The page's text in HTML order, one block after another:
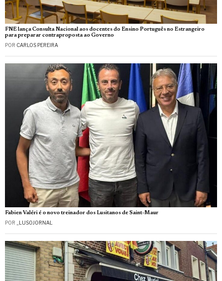
FNE lança Consulta Nacional aos docentes do Ensino Português no Estrangeiro
para preparar contraproposta ao Governo
POR CARLOS PEREIRA
Fabien Valéri é o novo treinador dos Lusitanos de Saint-Maur
POR _LUSOJORNAL